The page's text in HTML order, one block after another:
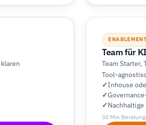
Team für
Team Starter,
Tool-
Inhouse
30 Min